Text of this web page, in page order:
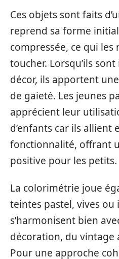
Ces objets sont faits
reprend sa forme
compressée, ce qui
toucher. Lorsqu’ils
décor, ils apportent
de gaieté. Les jeunes
apprécient leur
d’enfants car ils allient
fonctionnalité, offrant
positive pour les petits.
La colorimétrie joue
teintes pastel, vives ou
s’harmonisent bien
décoration, du vintage
Pour une approche